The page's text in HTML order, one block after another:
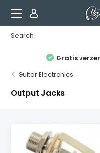
Gratis
Guitar Electronics
Output Jacks